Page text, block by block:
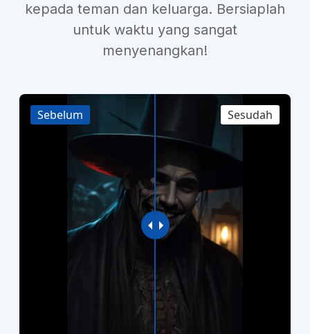
kepada teman dan keluarga. Bersiaplah
untuk waktu yang sangat
menyenangkan!
Sesudah
Sebelum